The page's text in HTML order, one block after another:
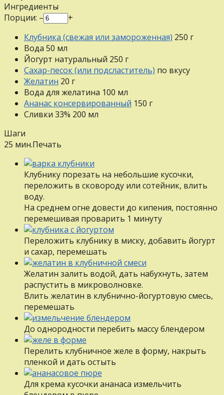
Ингредиенты
Порции: –
+
Клубника (свежая или замороженная) 250 г
Вода 50 мл
Йогурт натуральный 250 г
Сахар-песок (или подсластитель) по вкусу
Желатин 20 г
Вода для желатина 100 мл
Ананас консервированный 150 г
Сливки 33% 200 мл
Шаги
25 мин.Печать
Клубнику порезать на небольшие кусочки,
переложить в сковороду или сотейник, влить
воду.
На среднем огне довести до кипения, постоянно
перемешивая проварить 1 минуту
Переложить клубнику в миску, добавить йогурт
и сахар, перемешать
Желатин залить водой, дать набухнуть, затем
распустить в микроволновке.
Влить желатин в клубнично-йогуртовую смесь,
перемешать
До однородности перебить массу блендером
Перелить клубничное желе в форму, накрыть
пленкой и дать остыть
Для крема кусочки ананаса измельчить